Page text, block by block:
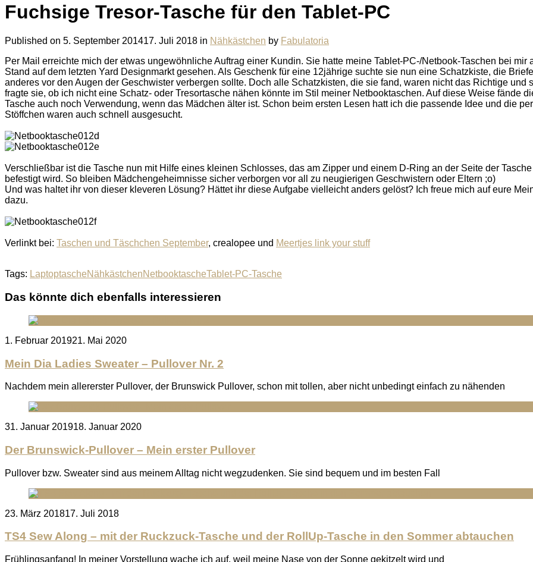
Fuchsige Tresor-Tasche für den Tablet-PC
Published on 5. September 201417. Juli 2018 in Nähkästchen by Fabulatoria
Per Mail erreichte mich der etwas ungewöhnliche Auftrag einer Kundin. Sie hatte meine Tablet-PC-/Netbook-Taschen bei mir
Stand auf dem letzten Yard Designmarkt gesehen. Als Geschenk für eine 12jährige suchte sie nun eine Schatzkiste, die
anderes vor den Augen der Geschwister verbergen sollte. Doch alle Schatzkisten, die sie fand, waren nicht das Richtige und
fragte sie, ob ich nicht eine Schatz- oder Tresortasche nähen könnte im Stil meiner Netbooktaschen. Auf diese Weise fände
Tasche auch noch Verwendung, wenn das Mädchen älter ist. Schon beim ersten Lesen hatt ich die passende Idee und die
Stöffchen waren auch schnell ausgesucht.
Verschließbar ist die Tasche nun mit Hilfe eines kleinen Schlosses, das am Zipper und einem D-Ring an der Seite der Tasche
befestigt wird. So bleiben Mädchengeheimnisse sicher verborgen vor all zu neugierigen Geschwistern oder Eltern ;o)
Und was haltet ihr von dieser kleveren Lösung? Hättet ihr diese Aufgabe vielleicht anders gelöst? Ich freue mich auf eure
dazu.
Verlinkt bei: Taschen und Täschchen September, crealopee und Meertjes link your stuff
Tags: LaptoptascheNähkästchenNetbooktascheTablet-PC-Tasche
Das könnte dich ebenfalls interessieren
Posted
1. Februar 201921. Mai 2020
Mein Dia Ladies Sweater – Pullover Nr. 2
Nachdem mein allererster Pullover, der Brunswick Pullover, schon mit tollen, aber nicht unbedingt einfach zu nähenden
Posted
31. Januar 201918. Januar 2020
Der Brunswick-Pullover – Mein erster Pullover
Pullover bzw. Sweater sind aus meinem Alltag nicht wegzudenken. Sie sind bequem und im besten Fall
Posted
23. März 201817. Juli 2018
TS4 Sew Along – mit der Ruckzuck-Tasche und der RollUp-Tasche in den Sommer abtauchen
Frühlingsanfang! In meiner Vorstellung wache ich auf, weil meine Nase von der Sonne gekitzelt wird und